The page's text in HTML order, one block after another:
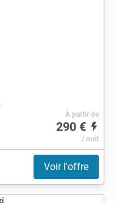
À partir de
290 €
/ nuit
Voir l'offre